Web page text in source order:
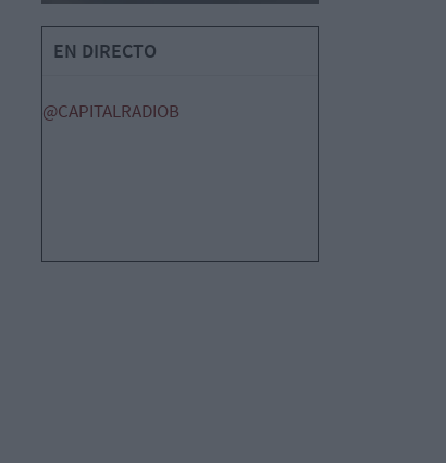
EN DIRECTO
@CAPITALRADIOB